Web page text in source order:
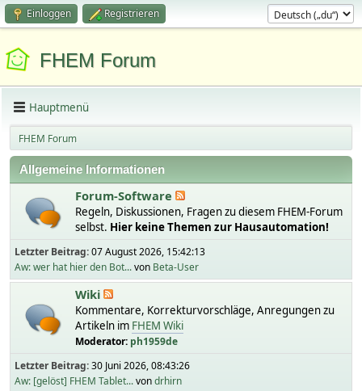
Einloggen Registrieren
FHEM Forum
Hauptmenü
FHEM Forum
Allgemeine Informationen
Forum-Software
Regeln, Diskussionen, Fragen zu diesem FHEM-Forum
selbst. Hier keine Themen zur Hausautomation!
Letzter Beitrag:07 August 2026, 15:42:13
Aw: wer hat hier den Bot...von Beta-User
Wiki
Kommentare, Korrekturvorschläge, Anregungen zu
Artikeln im FHEM Wiki
Moderator: ph1959de
Letzter Beitrag:30 Juni 2026, 08:43:26
Aw: [gelöst] FHEM Tablet...vondrhirn